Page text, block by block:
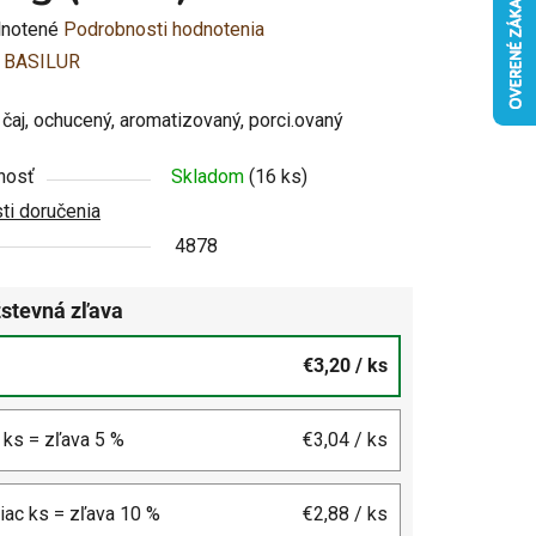
Podrobnosti hodnotenia
BASILUR
ochucený, aromatizovaný, porci.ovaný
Skladom (16 ks)
doručenia
4878
zľava
€3,20 / ks
= zľava 5 % €3,04 / ks
ks = zľava 10 % €2,88 / ks